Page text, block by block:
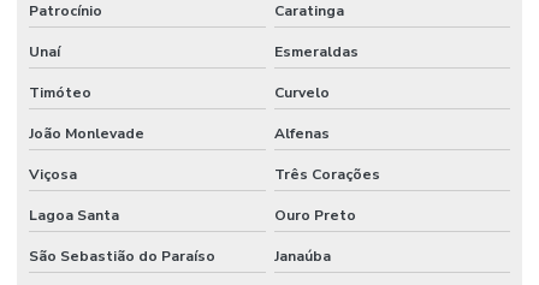
Fornecedor De Mangueira Vapor Saturado Em Minas Gerais
Fornecedor De Motor Hidráulico Para Indústria
Fornecedor De Óleo De Motor Em Belo Horizonte
Fornecedor De Solenóide Para Sistemas Hidráulicos
Fornecedor De Terminal Fêmea Unf Em Minas Gerais
Fornecedor De Válvula Reguladora Em Minas Gerais
Fornecedor Terminal Fêmea Jic 37 Graus Mg
Patrocínio Caratinga
Unaí Esmeraldas
Timóteo Curvelo
João Monlevade Alfenas
Viçosa Três Corações
Lagoa Santa Ouro Preto
São Sebastião do Paraíso Janaúba